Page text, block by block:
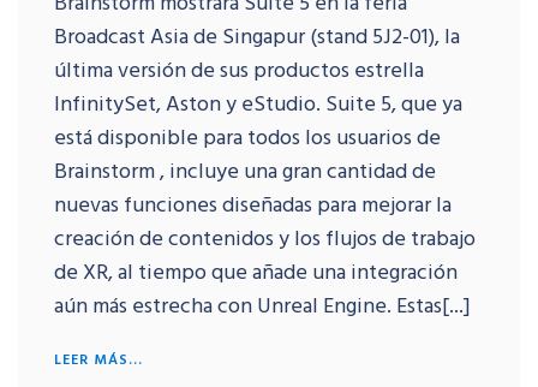
Broadcast Asia de Singapur (stand 5J2-01), la
última versión de sus productos estrella
InfinitySet, Aston y eStudio. Suite 5, que ya
está disponible para todos los usuarios de
Brainstorm , incluye una gran cantidad de
nuevas funciones diseñadas para mejorar la
creación de contenidos y los flujos de trabajo
de XR, al tiempo que añade una integración
aún más estrecha con Unreal Engine. Estas[...]
LEER MÁS...